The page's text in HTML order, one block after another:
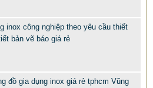
CAN CẦU THANG TRANG TRÍ
NGOẠI THẤT
INOX 316 201 304 XI MA VANG
inox công nghiệp theo yêu cầu thiết
bản vẽ báo giá rẻ
đồ gia dụng inox giá rẻ tphcm Vũng